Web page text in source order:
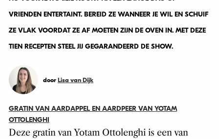
VRIENDEN ENTERTAINT. BEREID ZE WANNEER JE WIL EN SCHUIF
ZE VLAK VOORDAT ZE AF MOETEN ZIJN DE OVEN IN. MET DEZE
TIEN RECEPTEN STEEL JIJ GEGARANDEERD DE SHOW.
door Lisa van Dijk
GRATIN VAN AARDAPPEL EN AARDPEER VAN YOTAM
OTTOLENGHI
Deze gratin van Yotam Ottolenghi is een van